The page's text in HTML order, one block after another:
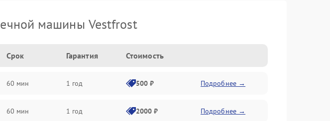
машины Vestfrost
Срок Гарантия Стоимость
60 мин 1 год 500 ₽ Подробнее →
60 мин 1 год 2000 ₽ Подробнее →